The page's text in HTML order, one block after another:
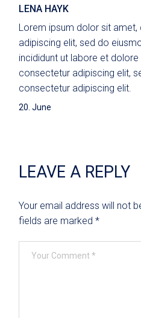
LENA HAYK
20. June
Lorem ipsum dolor sit
adipiscing elit, sed do
incididunt ut labore et
consectetur adipiscing elit,
consectetur adipiscing elit.
LEAVE A REPLY
Your email address will not
fields are marked*